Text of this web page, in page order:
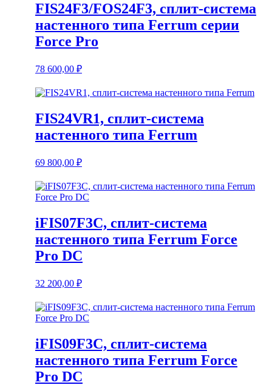
FIS24F3/FOS24F3, сплит-система
настенного типа Ferrum серии
Force Pro
78 600,00 ₽
FIS24VR1, сплит-система
настенного типа Ferrum
69 800,00 ₽
iFIS07F3C, сплит-система
настенного типа Ferrum Force
Pro DC
32 200,00 ₽
iFIS09F3C, сплит-система
настенного типа Ferrum Force
Pro DC